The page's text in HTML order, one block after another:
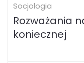
Socjologia
Rozważania
koniecznej